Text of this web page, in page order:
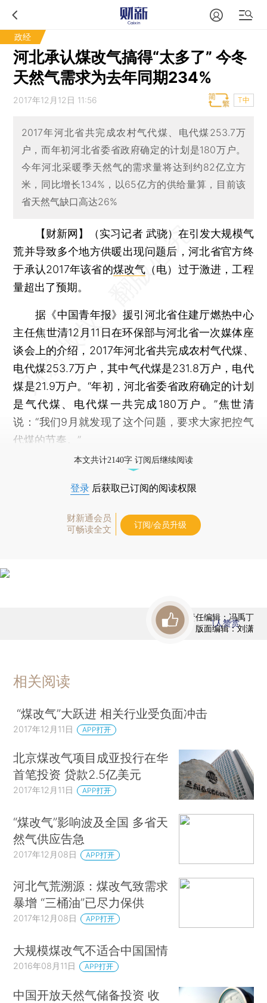
政经
河北承认煤改气搞得“太多了” 今冬
天然气需求为去年同期234%
2017年12月12日 11:56 T中
2017年河北省共完成农村气代煤、电代煤253.7万
户，而年初河北省委省政府确定的计划是180万户。
今年河北采暖季天然气的需求量将达到约82亿立方
米，同比增长134%，以65亿方的供给量算，目前该
省天然气缺口高达26%
【财新网】（实习记者 武骁）在引发大规模气
荒并导致多个地方供暖出现问题后，河北省官方终
于承认2017年该省的煤改气 （电）过于激进，工程
量超出了预期。
据《中国青年报》援引河北省住建厅燃热中心
主任焦世清12月11日在环保部与河北省一次媒体座
谈会上的介绍，2017年河北省共完成农村气代煤、
电代煤253.7万户，其中气代煤是231.8万户，电代
煤是21.9万户。“年初，河北省委省政府确定的计划
是气代煤、电代煤一共完成180万户。”焦世清
说：“我们9月就发现了这个问题，要求大家把控气
代煤的节奏。”
本文共计2140字 订阅后继续阅读
登录 后获取已订阅的阅读权限
财新通会员
可畅读全文
订阅/会员升级
责任编辑：冯禹丁
版面编辑：刘潇
1人赞赏
相关阅读
“煤改气”大跃进 相关行业受负面冲击
2017年12月11日 APP打开
北京煤改气项目成亚投行在华
首笔投资 贷款2.5亿美元
2017年12月11日 APP打开
“煤改气”影响波及全国 多省天
然气供应告急
2017年12月08日 APP打开
河北气荒溯源：煤改气致需求
暴增 “三桶油”已尽力保供
2017年12月08日 APP打开
大规模煤改气不适合中国国情
2016年08月11日 APP打开
中国开放天然气储备投资 收